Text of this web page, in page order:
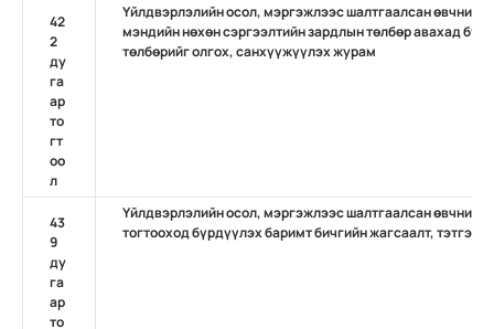
42
2
ду
га
ар
то
гт
оо
л
Үйлдвэрлэлийн осол, мэргэжлээс шалтгаалсан өвчний
мэндийн нөхөн сэргээлтийн зардлын төлбөр авахад
төлбөрийг олгох, санхүүжүүлэх журам
43
9
ду
га
ар
то
Үйлдвэрлэлийн осол, мэргэжлээс шалтгаалсан өвчний
тогтооход бүрдүүлэх баримт бичгийн жагсаалт,